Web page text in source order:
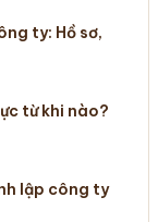
ty: Hồ sơ,
từ khi nào?
lập công ty